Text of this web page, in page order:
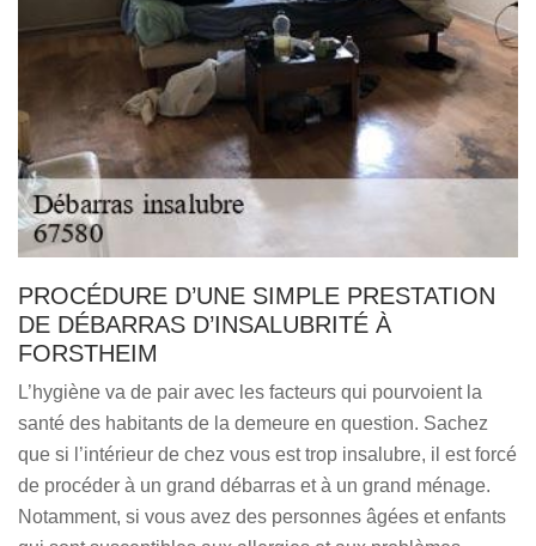
PROCÉDURE D’UNE SIMPLE PRESTATION
DE DÉBARRAS D’INSALUBRITÉ À
FORSTHEIM
L’hygiène va de pair avec les facteurs qui pourvoient la
santé des habitants de la demeure en question. Sachez
que si l’intérieur de chez vous est trop insalubre, il est forcé
de procéder à un grand débarras et à un grand ménage.
Notamment, si vous avez des personnes âgées et enfants